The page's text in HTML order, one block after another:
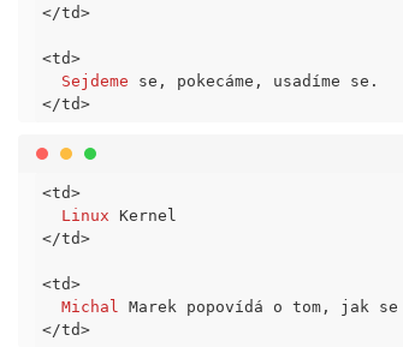
</td>
<td>
Sejdeme
</td>
<td>
Linux
</td>
<td>
Michal
</td>